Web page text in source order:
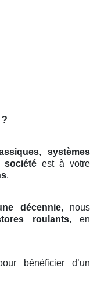
,systèmes
société est à votre
.
décennie, nous
roulants, en
bénéficier d’un